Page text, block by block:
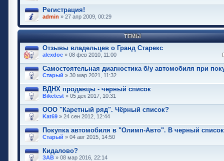
Регистрация!
admin » 27 апр 2009, 00:29
ТЕМЫ
Отзывы владельцев о Гранд Старекс
alexdoc » 08 фев 2010, 11:00
Самостоятельная диагностика б/у автомобиля при
Старый » 30 мар 2021, 11:32
ВДНХ продавцы - черный список
Biketest » 05 дек 2017, 10:31
ООО "Каретный ряд". Чёрный список?
Kat69 » 24 сен 2012, 12:44
Покупка автомобиля в "Олимп-Авто". В черный
Старый » 04 авг 2015, 14:50
Кидалово?
ЗАВ » 08 мар 2016, 22:14